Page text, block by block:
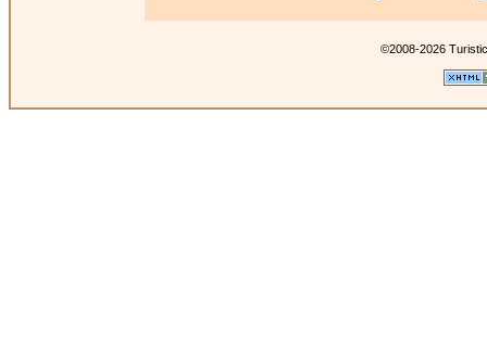
©2008-2026